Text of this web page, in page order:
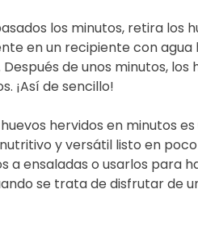
los minutos, retira los
en un recipiente con
de unos minutos,
¡Así de sencillo!
hervidos en minutos
y versátil listo en
a ensaladas o usarlos para
se trata de disfrutar de